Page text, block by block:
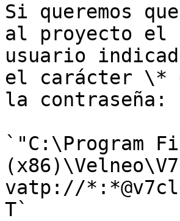
Si queremos
al proyecto el
usuario
el carácter \*
la contraseña:
`"C:\Program
vatp://
T`